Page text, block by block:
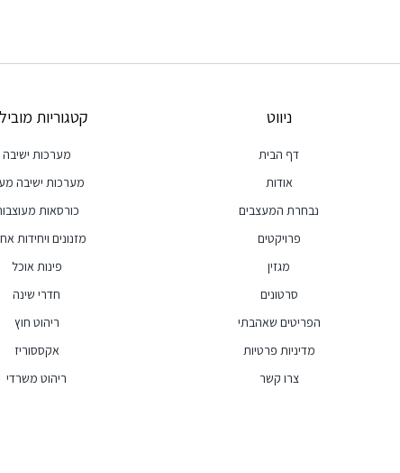
ניווט
דף הבית
אודות
נבחרת המעצבים
פרויקטים
מגזין
סרטונים
הפריטים שאהבתי
מדיניות פרטיות
צרו קשר
קטגוריות
מערכות ישיבה
מערכות ישיבה
כורסאות
מזנונים ויחידות
פינות אוכל
חדרי שינה
ריהוט חוץ
אקססוריז
ריהוט משרדי